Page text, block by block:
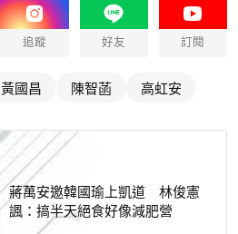
追蹤 好友 訂閱
黃國昌 陳智菡 高虹安
蔣萬安邀韓國瑜上凱道 林俊憲
諷：搞半天絕食好像減肥營